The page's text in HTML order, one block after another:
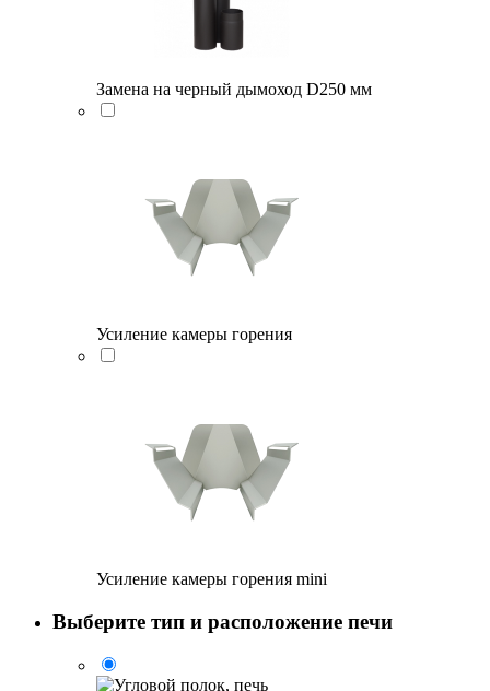
Замена на черный дымоход D250 мм
Усиление камеры горения
Усиление камеры горения mini
Выберите тип и расположение печи